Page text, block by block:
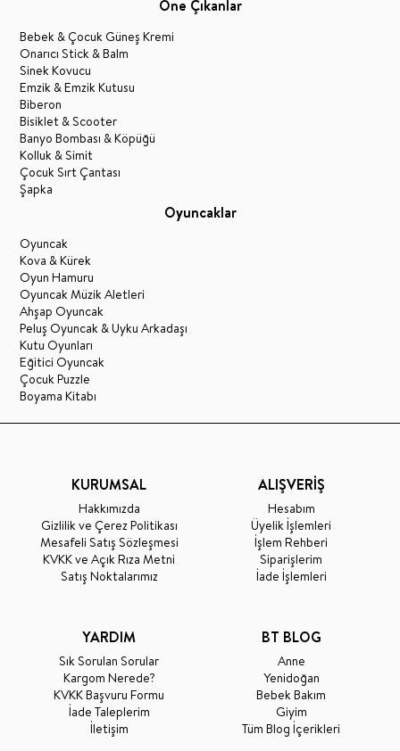
Öne Çıkanlar
Bebek & Çocuk Güneş Kremi
Onarıcı Stick & Balm
Sinek Kovucu
Emzik & Emzik Kutusu
Biberon
Bisiklet & Scooter
Banyo Bombası & Köpüğü
Kolluk & Simit
Çocuk Sırt Çantası
Şapka
Oyuncaklar
Oyuncak
Kova & Kürek
Oyun Hamuru
Oyuncak Müzik Aletleri
Ahşap Oyuncak
Peluş Oyuncak & Uyku Arkadaşı
Kutu Oyunları
Eğitici Oyuncak
Çocuk Puzzle
Boyama Kitabı
KURUMSAL
Hakkımızda
Gizlilik ve Çerez Politikası
Mesafeli Satış Sözleşmesi
KVKK ve Açık Rıza Metni
Satış Noktalarımız
ALIŞVERİŞ
Hesabım
Üyelik İşlemleri
İşlem Rehberi
Siparişlerim
İade İşlemleri
YARDIM
Sık Sorulan Sorular
Kargom Nerede?
KVKK Başvuru Formu
İade Taleplerim
İletişim
BT BLOG
Anne
Yenidoğan
Bebek Bakım
Giyim
Tüm Blog İçerikleri